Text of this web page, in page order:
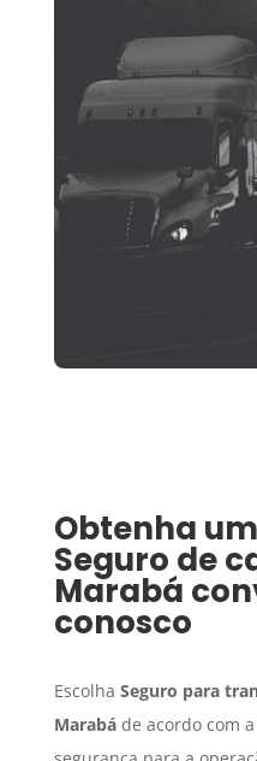
Obtenha
Seguro de
Marabá
conosco
Escolha Seguro para
Marabáde acordo com